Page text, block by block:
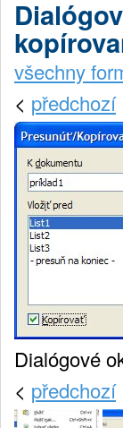
všechny
< předchozí
Dialógové
< předchozí